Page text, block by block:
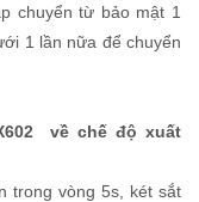
chuyển từ bảo mật 1
1 lần nữa để chuyển
về chế độ xuất
trong vòng 5s, két sắt